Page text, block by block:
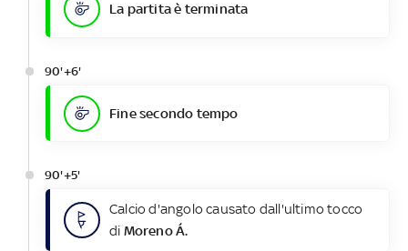
La partita è terminata
90'+6'
Fine secondo tempo
90'+5'
Calcio d'angolo causato dall'ultimo tocco
di Moreno Á.